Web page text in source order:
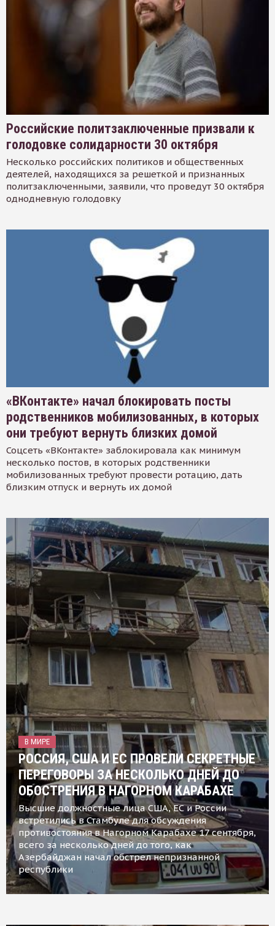
Российские политзаключенные призвали к
голодовке солидарности 30 октября
Несколько российских политиков и общественных
деятелей, находящихся за решеткой и признанных
политзаключенными, заявили, что проведут 30 октября
однодневную голодовку
«ВКонтакте» начал блокировать посты
родственников мобилизованных, в которых
они требуют вернуть близких домой
Соцсеть «ВКонтакте» заблокировала как минимум
несколько постов, в которых родственники
мобилизованных требуют провести ротацию, дать
близким отпуск и вернуть их домой
В МИРЕ
РОССИЯ, США И ЕС ПРОВЕЛИ СЕКРЕТНЫЕ
ПЕРЕГОВОРЫ ЗА НЕСКОЛЬКО ДНЕЙ ДО
ОБОСТРЕНИЯ В НАГОРНОМ КАРАБАХЕ
Высшие должностные лица США, ЕС и России
встретились в Стамбуле для обсуждения
противостояния в Нагорном Карабахе 17 сентября,
всего за несколько дней до того, как
Азербайджан начал обстрел непризнанной
республики